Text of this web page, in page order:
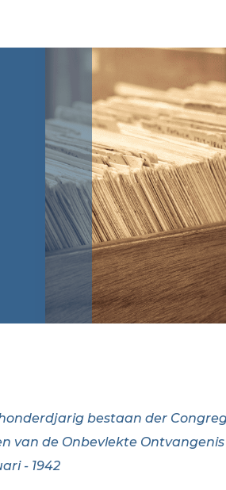
bestaan der
van de Onbevlekte Ontvangenis
- 1942